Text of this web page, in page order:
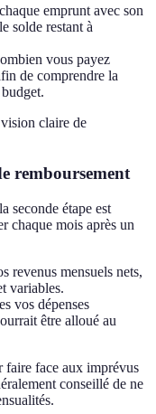
emprunt avec son
solde restant à
vous payez
de comprendre la
claire de
remboursement
seconde étape est
chaque mois après un
revenus mensuels nets,
variables.
vos dépenses
être alloué au
faire face aux imprévus
conseillé de ne